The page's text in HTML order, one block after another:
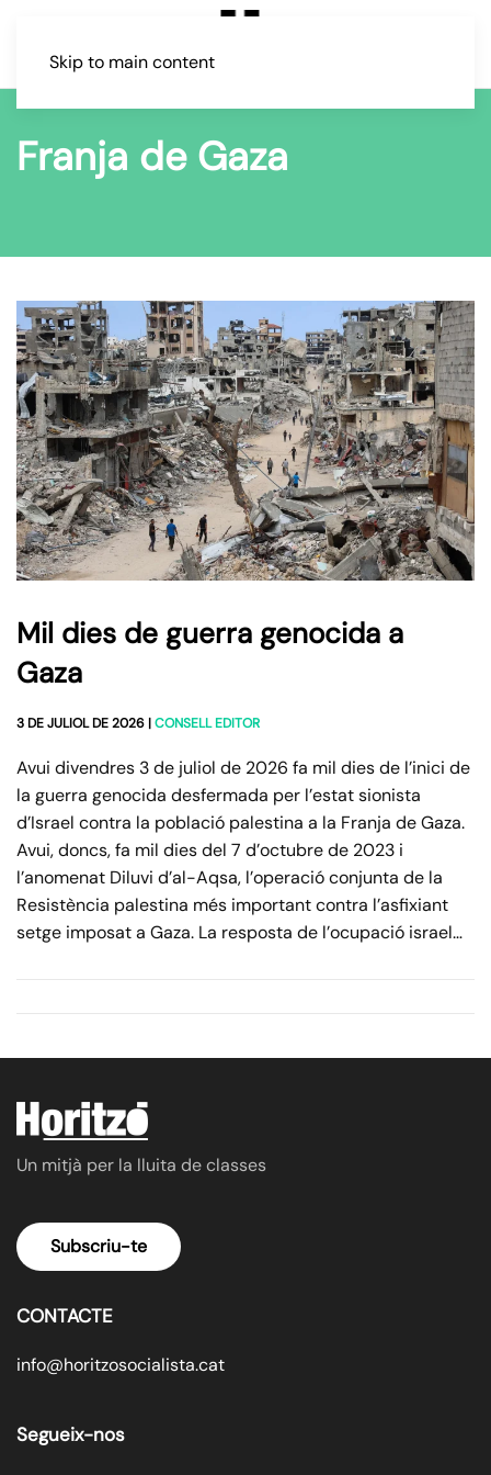
Skip to main content
Franja de Gaza
Mil dies de guerra genocida a
Gaza
3 DE JULIOL DE 2026 |CONSELL EDITOR
Avui divendres 3 de juliol de 2026 fa mil dies de l’inici de
la guerra genocida desfermada per l’estat sionista
d’Israel contra la població palestina a la Franja de Gaza.
Avui, doncs, fa mil dies del 7 d’octubre de 2023 i
l’anomenat Diluvi d’al-Aqsa, l’operació conjunta de la
Resistència palestina més important contra l’asfixiant
setge imposat a Gaza. La resposta de l’ocupació israel…
Un mitjà per la lluita de classes
Subscriu-te
CONTACTE
info@horitzosocialista.cat
Segueix-nos